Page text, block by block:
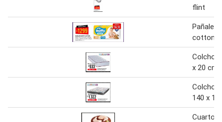
flint
Pañales
cotton
Colchon
x 20 cm
Colchon
140 x 18
Cuarto